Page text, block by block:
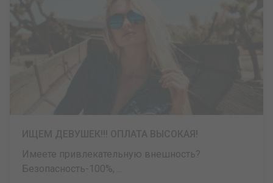
Имеете привлекательную внешность?
Безопасность-100%, ...